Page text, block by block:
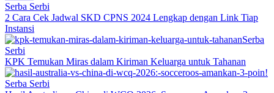
Serba Serbi
2 Cara Cek Jadwal SKD CPNS 2024 Lengkap dengan Link Tiap
Instansi
Serba
Serbi
KPK Temukan Miras dalam Kiriman Keluarga untuk Tahanan
Serba Serbi